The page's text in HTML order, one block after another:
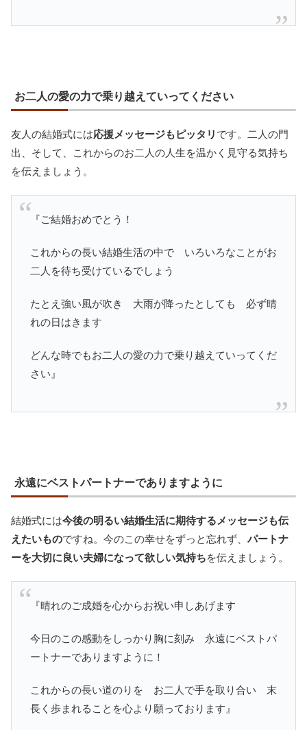
お二人の愛の力で乗り越えていってください
友人の結婚式には応援メッセージもピッタリ です。二人の門
出、そして、これからのお二人の人生を温かく見守る気持ち
を伝えましょう。
『ご結婚おめでとう！
これからの長い結婚生活の中で いろいろなことがお
二人を待ち受けているでしょう
たとえ強い風が吹き 大雨が降ったとしても 必ず晴
れの日はきます
どんな時でもお二人の愛の力で乗り越えていってくだ
さい』
永遠にベストパートナーでありますように
結婚式には今後の明るい結婚生活に期待するメッセージも伝
えたいものですね。今のこの幸せをずっと忘れず、 パートナ
ーを大切に良い夫婦になって欲しい気持ちを伝えましょう。
『晴れのご成婚を心からお祝い申しあげます
今日のこの感動をしっかり胸に刻み 永遠にベストパ
ートナーでありますように！
これからの長い道のりを お二人で手を取り合い 末
長く歩まれることを心より願っております』